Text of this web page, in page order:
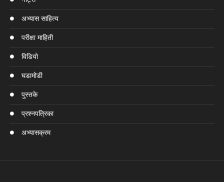
अभ्यास साहित्य
परीक्षा माहिती
विडियो
घडामोडी
पुस्तके
प्रश्नपत्रिका
अभ्यासक्रम